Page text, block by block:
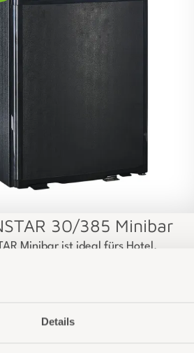
Details
30/385 Minibar
Minibar ist ideal fürs Hotel.